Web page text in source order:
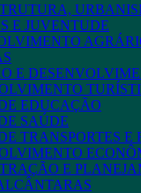
E JUVENTUDE
E
EDUCAÇÃO
SAÚDE
TRANSPORTES E
E